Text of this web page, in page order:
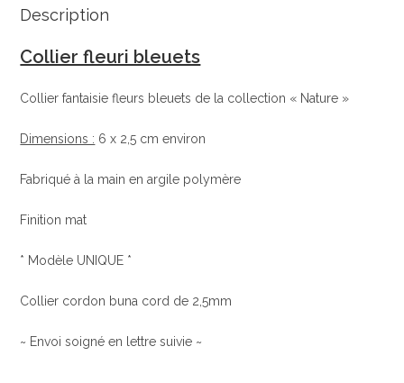
Description
Collier fleuri bleuets
Collier fantaisie fleurs bleuets de la collection « Nature »
Dimensions : 6 x 2,5 cm environ
Fabriqué à la main en argile polymère
Finition mat
* Modèle UNIQUE *
Collier cordon buna cord de 2,5mm
~ Envoi soigné en lettre suivie ~